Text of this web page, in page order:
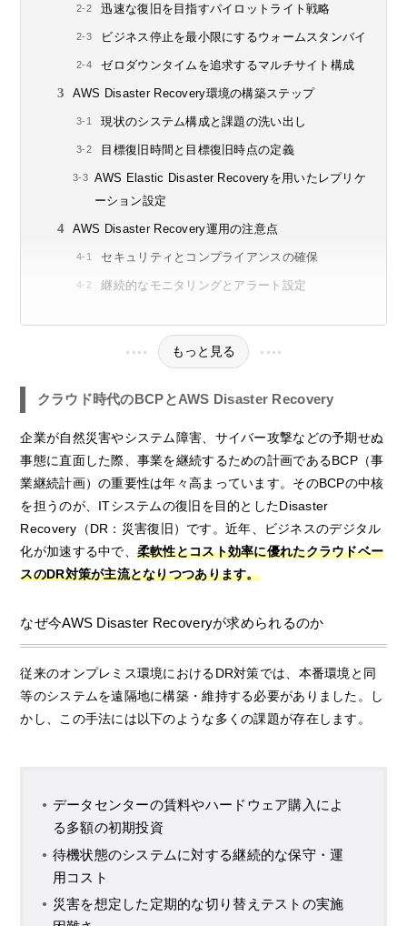
迅速な復旧を目指すパイロットライト戦略
ビジネス停止を最小限にするウォームスタンバイ
ゼロダウンタイムを追求するマルチサイト構成
AWS Disaster Recovery環境の構築ステップ
現状のシステム構成と課題の洗い出し
目標復旧時間と目標復旧時点の定義
AWS Elastic Disaster Recoveryを用いたレプリケ
ーション設定
AWS Disaster Recovery運用の注意点
セキュリティとコンプライアンスの確保
継続的なモニタリングとアラート設定
もっと見る
クラウド時代のBCPとAWS Disaster Recovery
企業が自然災害やシステム障害、サイバー攻撃などの予期せぬ
事態に直面した際、事業を継続するための計画であるBCP（事
業継続計画）の重要性は年々高まっています。そのBCPの中核
を担うのが、ITシステムの復旧を目的としたDisaster
Recovery（DR：災害復旧）です。近年、ビジネスのデジタル
化が加速する中で、 柔軟性とコスト効率に優れたクラウドベー
スのDR対策が主流となりつつあります。
なぜ今AWS Disaster Recoveryが求められるのか
従来のオンプレミス環境におけるDR対策では、本番環境と同
等のシステムを遠隔地に構築・維持する必要がありました。し
かし、この手法には以下のような多くの課題が存在します。
データセンターの賃料やハードウェア購入によ
る多額の初期投資
待機状態のシステムに対する継続的な保守・運
用コスト
災害を想定した定期的な切り替えテストの実施